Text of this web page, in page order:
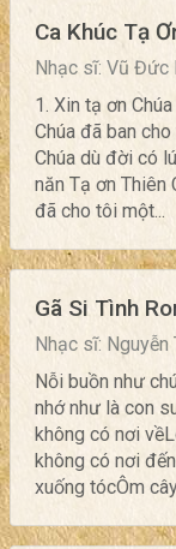
Ca Khúc Tạ
Nhạc sĩ: Vũ Đức
1. Xin tạ ơn
Chúa đã ban
Chúa dù đời có
năn Tạ ơn Thiên
đã cho tôi một...
Gã Si Tình
Nhạc sĩ: Nguyễn
Nỗi buồn như
nhớ như là con
không có nơi
không có nơi
xuống tócÔm